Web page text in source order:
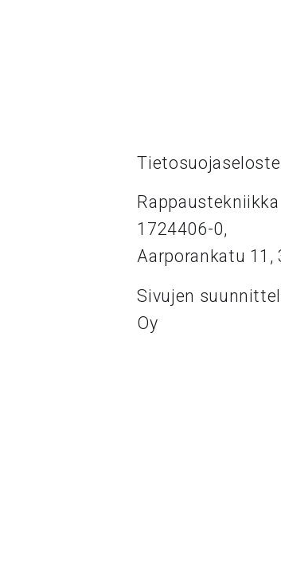
Tietosuojaseloste
1724406-0,
Aarporankatu 11,
Sivujen
Oy